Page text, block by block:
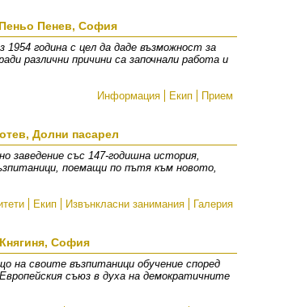
Пенев, София
година с цел да даде възможност за
различни причини са започнали работа и
Информация
Екип Прием
Долни пасарел
заведение със 147-годишна история,
поемащи по пътя към новото,
Екип Извънкласни занимания Галерия
София
на своите възпитаници обучение според
съюз в духа на демократичните